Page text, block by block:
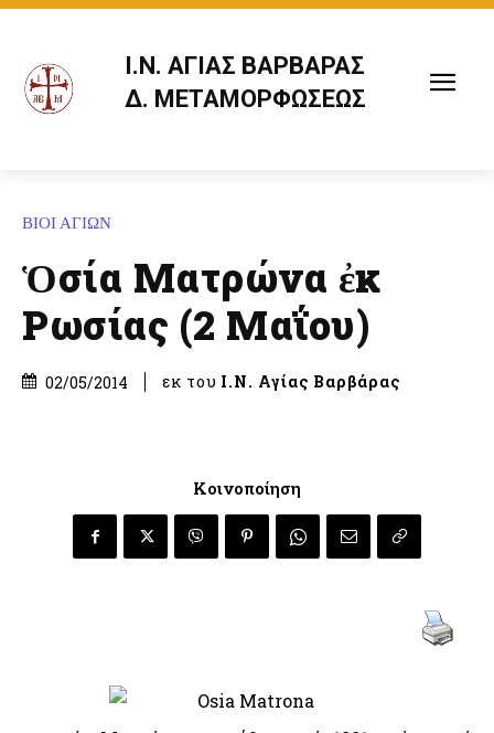
Ι.Ν. ΑΓΙΑΣ ΒΑΡΒΑΡΑΣ
Δ. ΜΕΤΑΜΟΡΦΩΣΕΩΣ
ΒΙΟΙ ΑΓΙΩΝ
Ὁσία Ματρώνα ἐκ
Ρωσίας (2 Μαΐου)
02/05/2014 εκ του Ι.Ν. Αγίας Βαρβάρας
Κοινοποίηση